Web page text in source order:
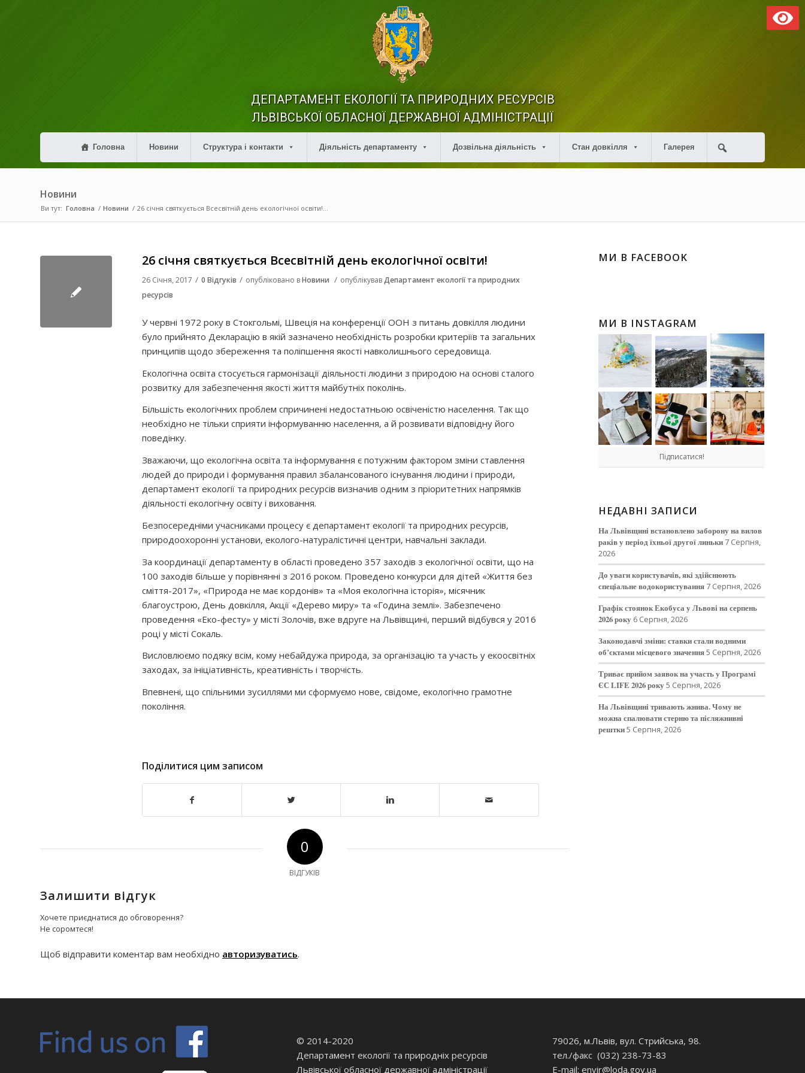
ДЕПАРТАМЕНТ ЕКОЛОГІЇ ТА ПРИРОДНИХ РЕСУРСІВ
ЛЬВІВСЬКОЇ ОБЛАСНОЇ ДЕРЖАВНОЇ АДМІНІСТРАЦІЇ
Головна Новини Структура і контакти Діяльність департаменту Дозвільна діяльність Стан довкілля Галерея
Новини
Ви тут: Головна / Новини / 26 січня святкується Всесвітній день екологічної освіти!...
26 січня святкується Всесвітній день екологічної освіти!
26 Січня, 2017 / 0 Відгуків / опубліковано вНовини / опублікувавДепартамент екології та природних
ресурсів
У червні 1972 року в Стокгольмі, Швеція на конференції ООН з питань довкілля людини
було прийнято Декларацію в якій зазначено необхідність розробки критеріїв та загальних
принципів щодо збереження та поліпшення якості навколишнього середовища.
Екологічна освіта стосується гармонізації діяльності людини з природою на основі сталого
розвитку для забезпечення якості життя майбутніх поколінь.
Більшість екологічних проблем спричинені недостатньою освіченістю населення. Так що
необхідно не тільки сприяти інформуванню населення, а й розвивати відповідну його
поведінку.
Зважаючи, що екологічна освіта та інформування є потужним фактором зміни ставлення
людей до природи і формування правил збалансованого існування людини і природи,
департамент екології та природних ресурсів визначив одним з пріоритетних напрямків
діяльності екологічну освіту і виховання.
Безпосередніми учасниками процесу є департамент екології та природних ресурсів,
природоохоронні установи, еколого-натуралістичні центри, навчальні заклади.
За координації департаменту в області проведено 357 заходів з екологічної освіти, що на
100 заходів більше у порівнянні з 2016 роком. Проведено конкурси для дітей «Життя без
сміття-2017», «Природа не має кордонів» та «Моя екологічна історія», місячник
благоустрою, День довкілля, Акції «Дерево миру» та «Година землі». Забезпечено
проведення «Еко-фесту» у місті Золочів, вже вдруге на Львівщині, перший відбувся у 2016
році у місті Сокаль.
Висловлюємо подяку всім, кому небайдужа природа, за організацію та участь у екоосвітніх
заходах, за ініціативність, креативність і творчість.
Впевнені, що спільними зусиллями ми сформуємо нове, свідоме, екологічно грамотне
покоління.
Поділитися цим записом
0
ВІДГУКІВ
Залишити відгук
Хочете приєднатися до обговорення?
Не соромтеся!
Щоб відправити коментар вам необхідно авторизуватись.
МИ В FACEBOOK
МИ В INSTAGRAM
Підписатися!
НЕДАВНІ ЗАПИСИ
На Львівщині встановлено заборону на вилов
раків у період їхньої другої линьки 7 Серпня,
2026
До уваги користувачів, які здійснюють
спеціальне водокористування 7 Серпня, 2026
Графік стоянок Екобуса у Львові на серпень
2026 року 6 Серпня, 2026
Законодавчі зміни: ставки стали водними
об’єктами місцевого значення5 Серпня, 2026
Триває прийом заявок на участь у Програмі
ЄС LIFE 2026 року5 Серпня, 2026
На Львівщині тривають жнива. Чому не
можна спалювати стерню та післяжнивні
рештки5 Серпня, 2026
© 2014-2020
Департамент екології та природніх ресурсів
Львівської обласної державної адміністрації
79026, м.Львів, вул. Стрийська, 98.
тел./факс (032) 238-73-83
E-mail: envir@loda.gov.ua